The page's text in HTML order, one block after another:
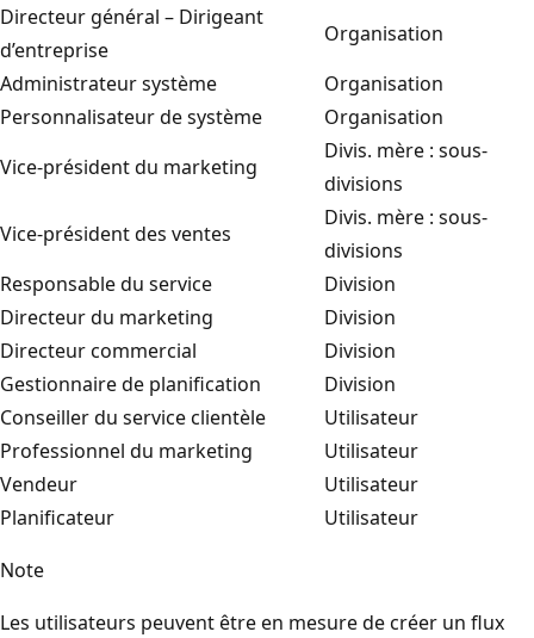
Directeur général – Dirigeant
d’entreprise
Organisation
Administrateur système
Organisation
Personnalisateur de système
Organisation
Vice-président du marketing
Divis. mère : sous-
divisions
Vice-président des ventes
Divis. mère : sous-
divisions
Responsable du service
Division
Directeur du marketing
Division
Directeur commercial
Division
Gestionnaire de planification
Division
Conseiller du service clientèle
Utilisateur
Professionnel du marketing
Utilisateur
Vendeur
Utilisateur
Planificateur
Utilisateur
Note
Les utilisateurs peuvent être en mesure de créer un flux